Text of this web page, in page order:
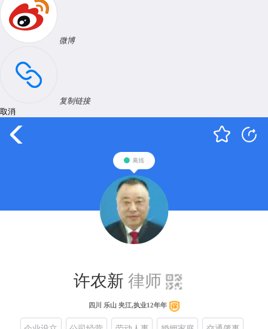
微博
复制链接
取消
许农新 律师
四川 乐山 夹江,执业12年年